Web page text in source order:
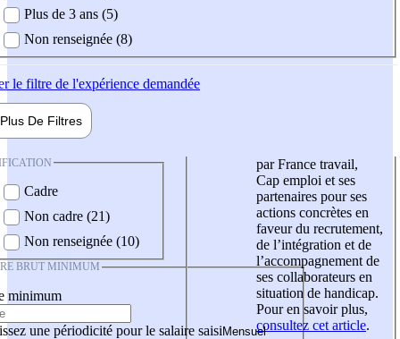
Plus de 3 ans (5)
Non renseignée (8)
le filtre de l'expérience demandée
Plus De Filtres
Cadre
Non cadre (21)
Non renseignée (10)
BRUT MINIMUM
minimum
une périodicité pour le salaire saisi
par France travail,
Cap emploi et ses
partenaires pour ses
actions concrètes en
faveur du recrutement,
de l’intégration et de
l’accompagnement de
ses collaborateurs en
situation de handicap.
Pour en savoir plus,
consultez cet article.